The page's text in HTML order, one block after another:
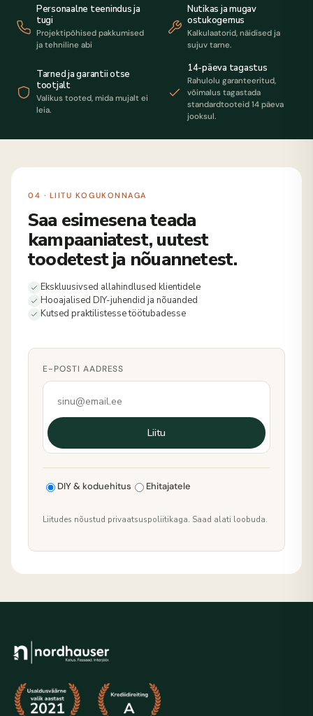
Personaalne teenindus ja
tugi
Projektipõhised pakkumised
ja tehniline abi
Nutikas ja mugav
ostukogemus
Kalkulaatorid, näidised ja
sujuv tarne.
Tarned ja garantii otse
tootjalt
Valikus tooted, mida mujalt ei
leia.
14-päeva tagastus
Rahulolu garanteeritud,
võimalus tagastada
standardtooteid 14 päeva
jooksul.
04 · LIITU KOGUKONNAGA
Saa esimesena teada
kampaaniatest, uutest
toodetest ja nõuannetest.
Ekskluusivsed allahindlused klientidele
Hooajalised DIY-juhendid ja nõuanded
Kutsed praktilistesse töötubadesse
E-POSTI AADRESS
Liitu
DIY & koduehitus Ehitajatele
Liitudes nõustud privaatsuspoliitikaga. Saad alati loobuda.